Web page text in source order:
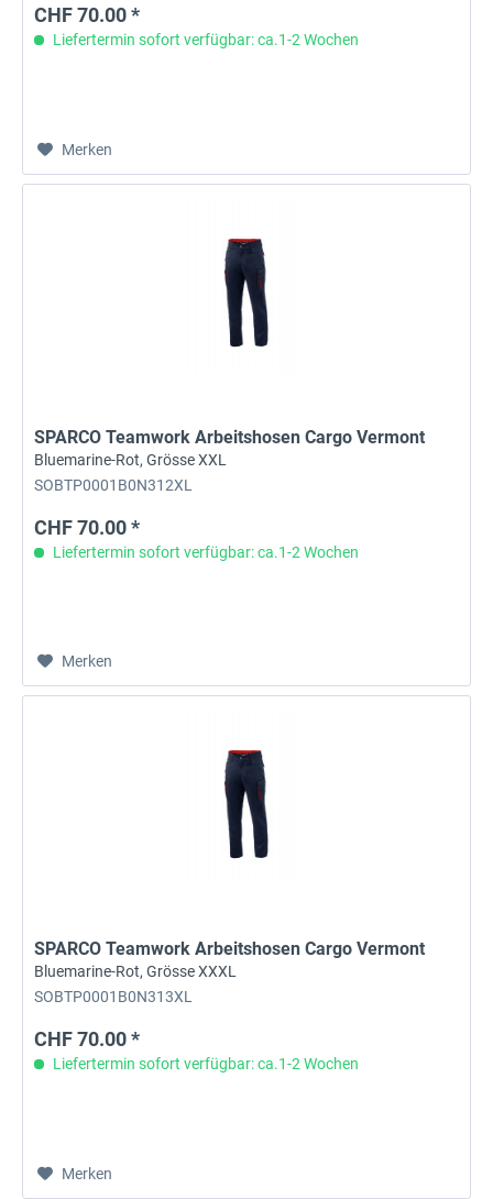
CHF 70.00 *
Liefertermin sofort verfügbar: ca.1-2 Wochen
Merken
SPARCO Teamwork Arbeitshosen Cargo Vermont
Bluemarine-Rot, Grösse XXL
SOBTP0001B0N312XL
CHF 70.00 *
Liefertermin sofort verfügbar: ca.1-2 Wochen
Merken
SPARCO Teamwork Arbeitshosen Cargo Vermont
Bluemarine-Rot, Grösse XXXL
SOBTP0001B0N313XL
CHF 70.00 *
Liefertermin sofort verfügbar: ca.1-2 Wochen
Merken